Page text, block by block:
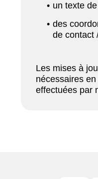
un texte
des
de contact
Les mises à
nécessaires
effectuées par